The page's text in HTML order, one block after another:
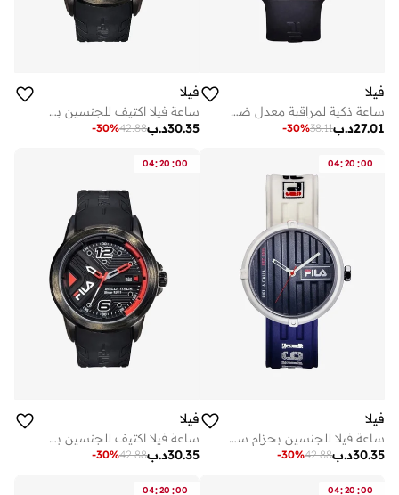
فيلا
ساعة ذكية لمراقبة معدل ضربات القلب للجنسين من فيلا، مقاس مم
د.ب27.01
38.11
-30%
فيلا
ساعة فيلا اكتيف للجنسين بعقارب، هيكل أسود من خليط معدني، مينا أسود/أصفر، سوار سيليكون أسود، 38-170-204، مقاس 43 مم
د.ب30.35
42.88
-30%
04:20 :00
فيلا
ساعة فيلا للجنسين بحزام سيليكون أزرق وأبيض، هيكل ستانلس ستيل، مقاس 40 مم
د.ب30.35
42.88
-30%
04:20 :00
فيلا
ساعة فيلا اكتيف للجنسين بعقارب، هيكل أسود من خليط معدني، مينا أسود/أحمر، سوار سيليكون أسود، 38-170-201، مقاس 43 مم
د.ب30.35
42.88
-30%
04:20 :00
04:20 :00